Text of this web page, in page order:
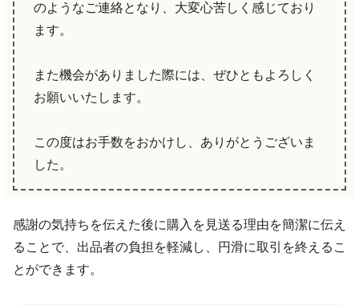
のようなご連絡となり、大変心苦しく感じており
ます。
また機会がありました際には、ぜひともよろしく
お願いいたします。
この度はお手数をおかけし、ありがとうございま
した。
感謝の気持ちを伝えた後に購入を見送る理由を簡潔に伝え
ることで、出品者の負担を軽減し、円滑に取引を終えるこ
とができます。